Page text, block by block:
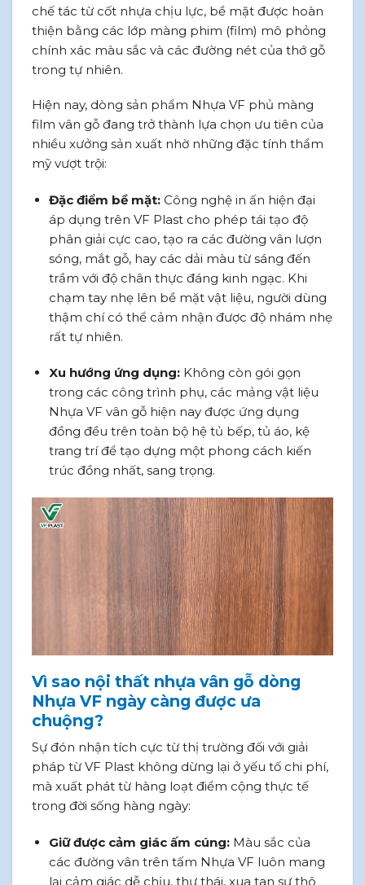
chế tác từ cốt nhựa chịu lực, bề mặt được hoàn
thiện bằng các lớp màng phim (film) mô phỏng
chính xác màu sắc và các đường nét của thớ gỗ
trong tự nhiên.
Hiện nay, dòng sản phẩm Nhựa VF phủ màng
film vân gỗ đang trở thành lựa chọn ưu tiên của
nhiều xưởng sản xuất nhờ những đặc tính thẩm
mỹ vượt trội:
Đặc điểm bề mặt:Công nghệ in ấn hiện đại
áp dụng trên VF Plast cho phép tái tạo độ
phân giải cực cao, tạo ra các đường vân lượn
sóng, mắt gỗ, hay các dải màu từ sáng đến
trầm với độ chân thực đáng kinh ngạc. Khi
chạm tay nhẹ lên bề mặt vật liệu, người dùng
thậm chí có thể cảm nhận được độ nhám nhẹ
rất tự nhiên.
Xu hướng ứng dụng:Không còn gói gọn
trong các công trình phụ, các mảng vật liệu
Nhựa VF vân gỗ hiện nay được ứng dụng
đồng đều trên toàn bộ hệ tủ bếp, tủ áo, kệ
trang trí để tạo dựng một phong cách kiến
trúc đồng nhất, sang trọng.
Vì sao nội thất nhựa vân gỗ dòng
Nhựa VF ngày càng được ưa
chuộng?
Sự đón nhận tích cực từ thị trường đối với giải
pháp từ VF Plast không dừng lại ở yếu tố chi phí,
mà xuất phát từ hàng loạt điểm cộng thực tế
trong đời sống hàng ngày:
Giữ được cảm giác ấm cúng:Màu sắc của
các đường vân trên tấm Nhựa VF luôn mang
lại cảm giác dễ chịu, thư thái, xua tan sự thô